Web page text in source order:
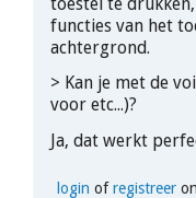
functies van het
achtergrond.
> Kan je met de
voor etc...)?
Ja, dat werkt
login ofregistreer